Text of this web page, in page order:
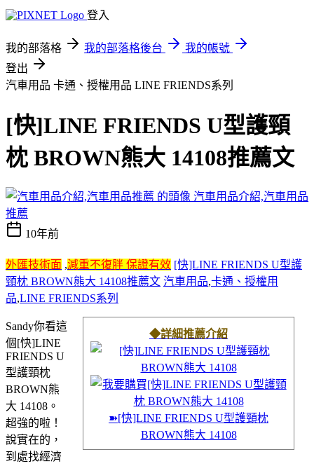
登入
我的部落格 我的部落格後台
我的帳號
登出
汽車用品 卡通、授權用品 LINE FRIENDS系列
[快]LINE FRIENDS U型護頸
枕 BROWN熊大 14108推薦文
汽車用品介紹,汽車用品
推薦
10年前
外匯技術面 ,減重不復胖 保證有效 [快]LINE FRIENDS U型護
頸枕 BROWN熊大 14108推薦文 汽車用品,卡通、授權用
品,LINE FRIENDS系列
◆詳細推薦介紹
➽[快]LINE FRIENDS U型護頸枕
BROWN熊大 14108
Sandy你看這
個[快]LINE
FRIENDS U
型護頸枕
BROWN熊
大 14108。
超強的啦！
說實在的，
到處找經濟